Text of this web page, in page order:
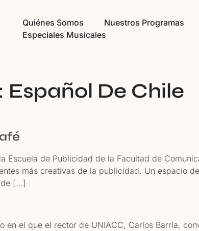
Quiénes Somos Nuestros Programas
Especiales Musicales
Español De Chile
Escuela de Publicidad de la Facultad de
más creativas de la publicidad. Un espacio
de […]
en el que el rector de UNIACC, Carlos Barría,